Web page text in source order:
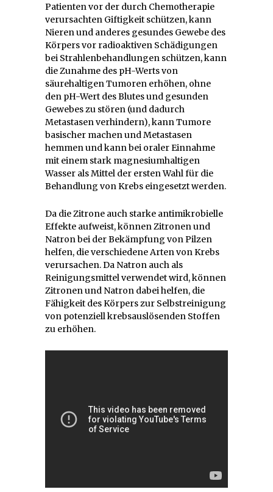
Patienten vor der durch Chemotherapie
verursachten Giftigkeit schützen, kann
Nieren und anderes gesundes Gewebe des
Körpers vor radioaktiven Schädigungen
bei Strahlenbehandlungen schützen, kann
die Zunahme des pH-Werts von
säurehaltigen Tumoren erhöhen, ohne
den pH-Wert des Blutes und gesunden
Gewebes zu stören (und dadurch
Metastasen verhindern), kann Tumore
basischer machen und Metastasen
hemmen und kann bei oraler Einnahme
mit einem stark magnesiumhaltigen
Wasser als Mittel der ersten Wahl für die
Behandlung von Krebs eingesetzt werden.
Da die Zitrone auch starke antimikrobielle
Effekte aufweist, können Zitronen und
Natron bei der Bekämpfung von Pilzen
helfen, die verschiedene Arten von Krebs
verursachen. Da Natron auch als
Reinigungsmittel verwendet wird, können
Zitronen und Natron dabei helfen, die
Fähigkeit des Körpers zur Selbstreinigung
von potenziell krebsauslösenden Stoffen
zu erhöhen.